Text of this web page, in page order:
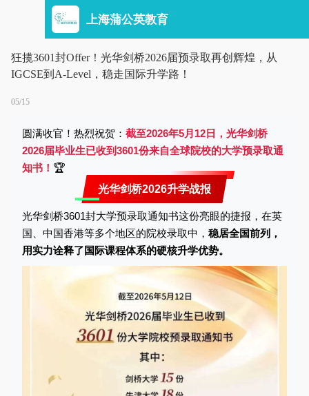
上海蒲公英教育
狂揽3601封Offer！光华剑桥2026届预录取再创辉煌，从
IGCSE到A-Level，稳走国际升学路！
05/15
圆满收官！热烈祝贺： 截至2026年5月12日，光华剑桥
2026届毕业生已收到3601份来自全球院校的大学预录取通
知书！ 🏆
光华剑桥2026升学战报
光华剑桥3601封大学预录取通知书这份亮眼的捷报，在英
国、中国香港等多个地区的院校录取中， 稳居全国前列，
用实力诠释了国际课程体系的硬核升学优势。